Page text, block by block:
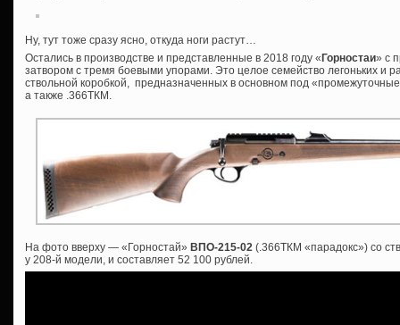
Ну, тут тоже сразу ясно, откуда ноги растут…
Остались в производстве и представленные в 2018 году « Горностаи» с
затвором с тремя боевыми упорами. Это целое семейство легоньких и
ствольной коробкой, предназначенных в основном под
а также .366ТКМ.
На фото вверху — «Горностай» ВПО-215-02 (.366ТКМ «парадокс») со
у 208-й модели, и составляет 52 100 рублей.